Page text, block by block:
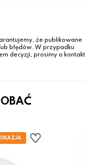
że publikowane
błędów. W przypadku
decyzji, prosimy o kontakt